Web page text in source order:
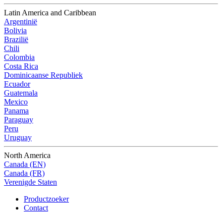
Latin America and Caribbean
Argentinië
Bolivia
Brazilië
Chili
Colombia
Costa Rica
Dominicaanse Republiek
Ecuador
Guatemala
Mexico
Panama
Paraguay
Peru
Uruguay
North America
Canada (EN)
Canada (FR)
Verenigde Staten
Productzoeker
Contact